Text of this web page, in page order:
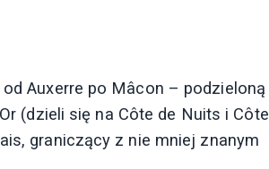
Auxerre po Mâcon – podzieloną
(dzieli się na Côte de Nuits i Côte
graniczący z nie mniej znanym